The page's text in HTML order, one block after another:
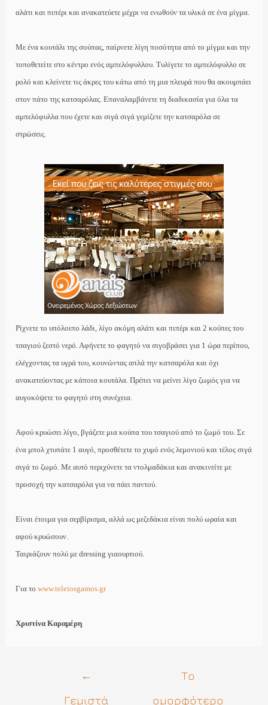
αλάτι και πιπέρι και ανακατεύετε μέχρι να ενωθούν τα υλικά σε ένα μίγμα.
Με ένα κουτάλι της σούπας, παίρνετε λίγη ποσότητα από το μίγμα και την
τοποθετείτε στο κέντρο ενός αμπελόφυλλου. Τυλίγετε το αμπελόφυλλο σε
ρολό και κλείνετε τις άκρες του κάτω από τη μια πλευρά που θα ακουμπάει
στον πάτο της κατσαρόλας. Επαναλαμβάνετε τη διαδικασία για όλα τα
αμπελόφυλλα που έχετε και σιγά σιγά γεμίζετε την κατσαρόλα σε
στρώσεις.
Ρίχνετε το υπόλοιπο λάδι, λίγο ακόμη αλάτι και πιπέρι και 2 κούπες του
τσαγιού ζεστό νερό. Αφήνετε το φαγητό να σιγοβράσει για 1 ώρα περίπου,
ελέγχοντας τα υγρά του, κουνώντας απλά την κατσαρόλα και όχι
ανακατεύοντας με κάποια κουτάλα. Πρέπει να μείνει λίγο ζωμός για να
αυγοκόψετε το φαγητό στη συνέχεια.
Αφού κρυώσει λίγο, βγάζετε μια κούπα του τσαγιού από το ζωμό του. Σε
ένα μπολ χτυπάτε 1 αυγό, προσθέτετε το χυμό ενός λεμονιού και τέλος σιγά
σιγά το ζωμό. Με αυτό περιχύνετε τα ντολμαδάκια και ανακινείτε με
προσοχή την κατσαρόλα για να πάει παντού.
Είναι έτοιμα για σερβίρισμα, αλλά ως μεζεδάκια είναι πολύ ωραία και
αφού κρυώσουν.
Ταιριάζουν πολύ μεdressingγιαουρτιού.
Για τοwww.teleiosgamos.gr
Χριστίνα Καραμέρη
←
Γεμιστά
Το
ομορφότερο